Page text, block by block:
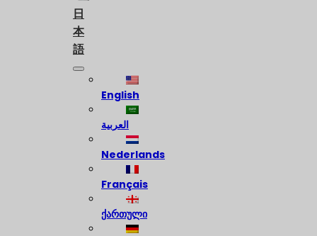
日
本
語
English
العربية
Nederlands
Français
ქართული